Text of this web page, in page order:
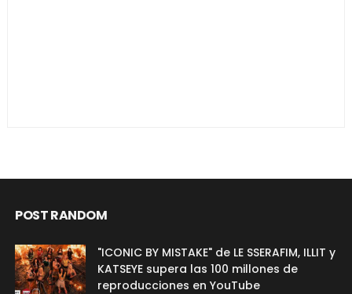
POST RANDOM
"ICONIC BY MISTAKE" de LE SSERAFIM, ILLIT y
KATSEYE supera las 100 millones de
reproducciones en YouTube